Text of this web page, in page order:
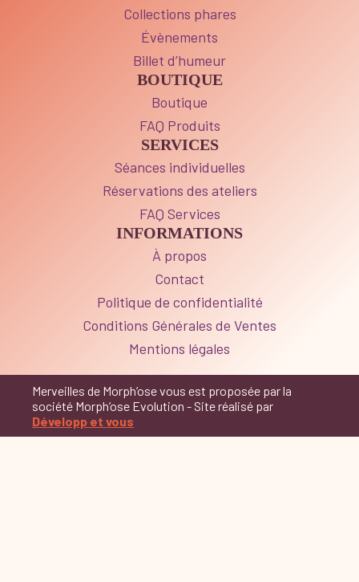
Collections phares
Évènements
Billet d’humeur
BOUTIQUE
Boutique
FAQ Produits
SERVICES
Séances individuelles
Réservations des ateliers
FAQ Services
INFORMATIONS
À propos
Contact
Politique de confidentialité
Conditions Générales de Ventes
Mentions légales
Merveilles de Morph’ose vous est proposée par la
société Morph’ose Evolution - Site réalisé par
Développ et vous